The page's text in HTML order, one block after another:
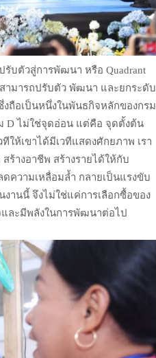
บตัวสู่การพัฒนา หรือ Quadrant
ามารถปรับตัว พัฒนา และยกระดับ
ถือเป็นหนึ่งในพันธกิจหลักของกรม
D ไม่ใช่จุดอ่อน แต่คือ จุดตั้งต้น
ให้เขาได้มีเวทีแสดงศักยภาพ เรา
างอาชีพ สร้างรายได้ให้กับ
ความเหลื่อมล้ำ กลายเป็นแรงขับ
านนี้ จึงไม่ใช่แค่การเลือกซื้อของ
ละมีพลังในการพัฒนาต่อไป